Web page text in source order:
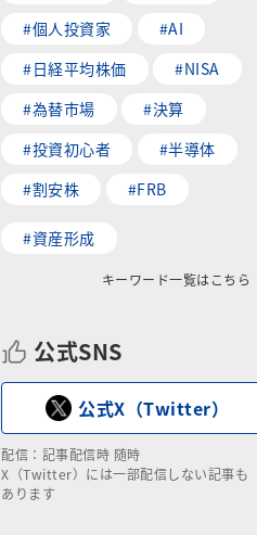
#個人投資家
#AI
#日経平均株価
#NISA
#為替市場
#決算
#投資初心者
#半導体
#割安株
#FRB
#資産形成
キーワード一覧はこちら
公式SNS
公式X（Twitter）
配信：記事配信時 随時
X（Twitter）には一部配信しない記事も
あります